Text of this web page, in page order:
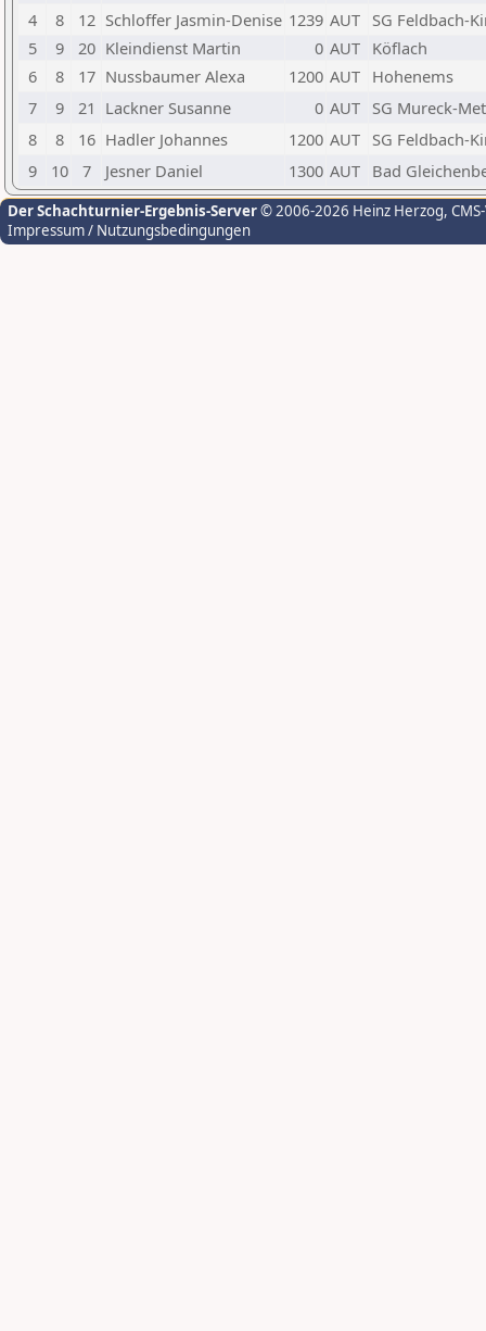
4
8 12 Schloffer Jasmin-Denise 1239 AUT SG Feldbach-
5
9 20 Kleindienst Martin 0 AUT Köflach
6
8 17 Nussbaumer Alexa 1200 AUT Hohenems
7
9 21 Lackner Susanne 0 AUT SG Mureck-
8
8 16 Hadler Johannes 1200 AUT SG Feldbach-
9
10 7 Jesner Daniel 1300 AUT Bad
Der Schachturnier-Ergebnis-Server© 2006-2026 Heinz Herzog,
Impressum / Nutzungsbedingungen